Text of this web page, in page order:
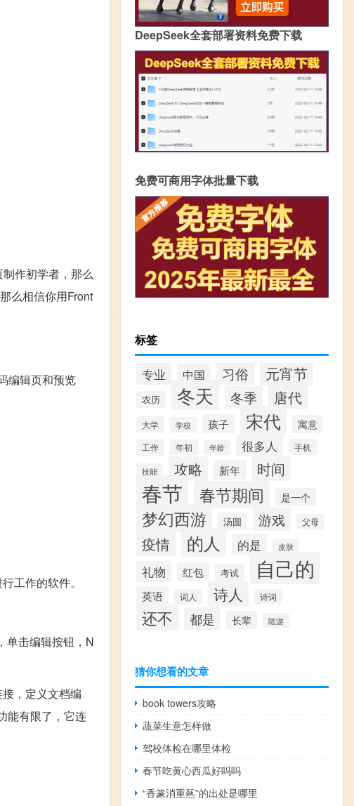
作初学者，那么
么相信你用Front
编辑页和预览
工作的软件。
单击编辑按钮，N
，定义文档编
能有限了，它连
DeepSeek全套部署资料免费下载
免费可商用字体批量下载
标签
专业 中国 习俗 元宵节
农历 冬天 冬季 唐代
大学 学校 孩子 宋代 寓意
工作 年初 年龄 很多人 手机
技能 攻略 新年 时间
春节 春节期间 是一个
梦幻西游 汤圆 游戏 父母
疫情 的人 的是 皮肤
礼物 红包 考试 自己的
英语 词人 诗人 诗词
还不 都是 长辈 陆游
猜你想看的文章
book towers攻略
蔬菜生意怎样做
驾校体检在哪里体检
春节吃黄心西瓜好吗吗
“香篆消重爇”的出处是哪里